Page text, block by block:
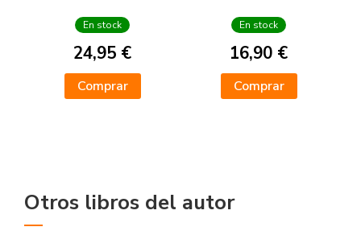
En stock
24,95 €
Comprar
En stock
16,90 €
Comprar
Otros libros del autor